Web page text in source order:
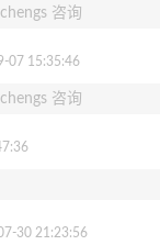
咨询
07 15:35:46
咨询
30 21:23:56